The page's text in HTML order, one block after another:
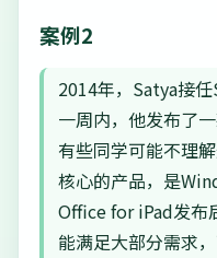
案例2
2014年，Satya接
一周内，他发布了
有些同学可能不理
核心的产品，是
Office for iPad发布
能满足大部分需求